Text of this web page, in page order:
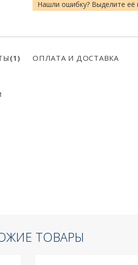
Нашли ошибку? Выделите её
(1) ОПЛАТА И ДОСТАВКА
ТОВАРЫ